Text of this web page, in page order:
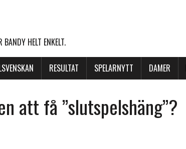
HELT ENKELT.
RESULTAT SPELARNYTT DAMER
att få ”slutspelshäng”?